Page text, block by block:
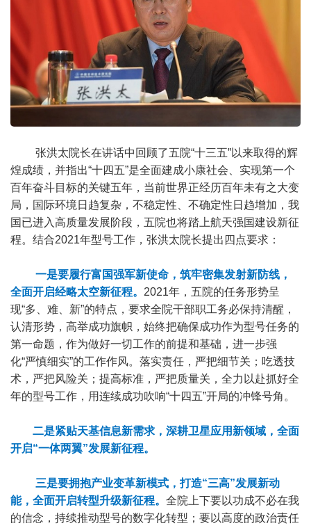
张洪太院长在讲话中回顾了五院“十三五”以来取得的辉
煌成绩，并指出“十四五”是全面建成小康社会、实现第一个
百年奋斗目标的关键五年，当前世界正经历百年未有之大变
局，国际环境日趋复杂，不稳定性、不确定性日趋增加，我
国已进入高质量发展阶段，五院也将踏上航天强国建设新征
程。结合2021年型号工作，张洪太院长提出四点要求：
一是要履行富国强军新使命，筑牢密集发射新防线，
全面开启经略太空新征程。 2021年，五院的任务形势呈
现“多、难、新”的特点，要求全院干部职工务必保持清醒，
认清形势，高举成功旗帜，始终把确保成功作为型号任务的
第一命题，作为做好一切工作的前提和基础，进一步强
化“严慎细实”的工作作风。落实责任，严把细节关；吃透技
术，严把风险关；提高标准，严把质量关，全力以赴抓好全
年的型号工作，用连续成功吹响“十四五”开局的冲锋号角。
二是紧贴天基信息新需求，深耕卫星应用新领域，全面
开启“一体两翼”发展新征程。
三是要拥抱产业变革新模式，打造“三高”发展新动
能，全面开启转型升级新征程。 全院上下要以功成不必在我
的信念，持续推动型号的数字化转型；要以高度的政治责任